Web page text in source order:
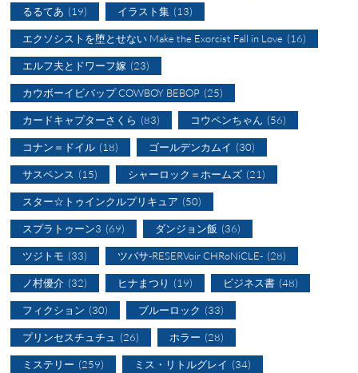
るるてあ (19) イラスト集 (13)
エクソシストを堕とせない Make the Exorcist Fall in Love (16)
エルフ夫とドワーフ嫁 (23)
カウボーイビバップ COWBOY BEBOP (25)
カードキャプターさくら (83) コウペンちゃん (56)
コナン＝ドイル (18) ゴールデンカムイ (30)
サスペンス (15) シャーロック＝ホームズ (21)
スター☆トゥインクルプリキュア (50)
スプラトゥーン3 (69) ダンジョン飯 (36)
ツジトモ (33) ツバサ-RESERVoir CHRoNiCLE- (28)
ノ村優介 (32) ヒナまつり (19) ビジネス書 (48)
フィクション (30) ブルーロック (33)
プリンセスチュチュ (26) ホラー (28)
ミステリー (259) ミス・リトルグレイ (34)